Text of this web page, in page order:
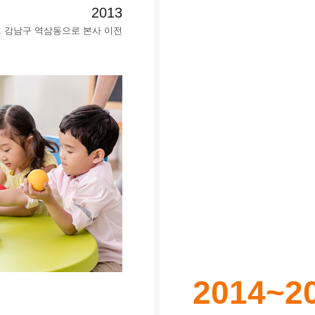
2013
강남구 역삼동으로 본사 이전